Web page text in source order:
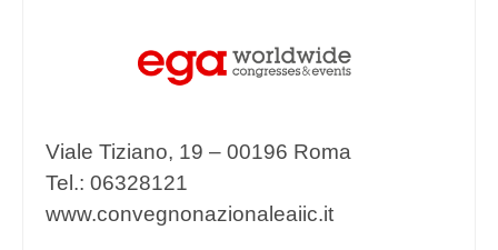
Viale Tiziano, 19 – 00196 Roma
Tel.: 06328121
www.convegnonazionaleaiic.it